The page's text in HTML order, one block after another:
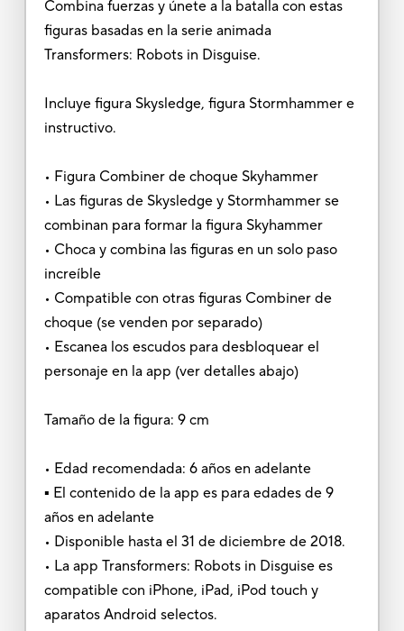
Combina fuerzas y únete a la batalla con estas
figuras basadas en la serie animada
Transformers: Robots in Disguise.
Incluye figura Skysledge, figura Stormhammer e
instructivo.
• Figura Combiner de choque Skyhammer
• Las figuras de Skysledge y Stormhammer se
combinan para formar la figura Skyhammer
• Choca y combina las figuras en un solo paso
increíble
• Compatible con otras figuras Combiner de
choque (se venden por separado)
• Escanea los escudos para desbloquear el
personaje en la app (ver detalles abajo)
Tamaño de la figura: 9 cm
• Edad recomendada: 6 años en adelante
▪ El contenido de la app es para edades de 9
años en adelante
• Disponible hasta el 31 de diciembre de 2018.
• La app Transformers: Robots in Disguise es
compatible con iPhone, iPad, iPod touch y
aparatos Android selectos.